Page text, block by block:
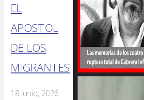
EL
APOSTOL
DE LOS
MIGRANTES
18 junio, 2026